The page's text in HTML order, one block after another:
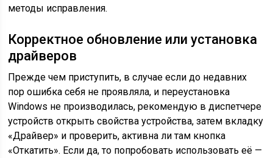
методы исправления.
Корректное обновление или установка
драйверов
Прежде чем приступить, в случае если до недавних
пор ошибка себя не проявляла, и переустановка
Windows не производилась, рекомендую в диспетчере
устройств открыть свойства устройства, затем вкладку
«Драйвер» и проверить, активна ли там кнопка
«Откатить». Если да, то попробовать использовать её —